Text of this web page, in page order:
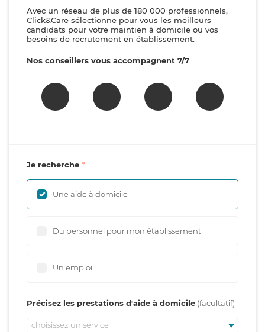
Avec un réseau de plus de 180 000 professionnels,
Click&Care sélectionne pour vous les meilleurs
candidats pour votre maintien à domicile ou vos
besoins de recrutement en établissement.
Nos conseillers vous accompagnent 7/7
Je recherche
Une aide à domicile
Du personnel pour mon établissement
Un emploi
Précisez les prestations d'aide à domicile
choisissez un service